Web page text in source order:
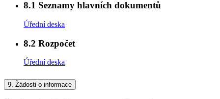
8.1 Seznamy hlavních dokumentů
Úřední deska
8.2 Rozpočet
Úřední deska
9. Žádosti o informace